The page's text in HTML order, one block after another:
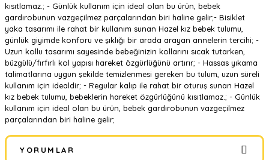
kısıtlamaz.; - Günlük kullanım için ideal olan bu ürün, bebek
gardırobunun vazgeçilmez parçalarından biri haline gelir;- Bisiklet
yaka tasarımı ile rahat bir kullanım sunan Hazel kız bebek tulumu,
günlük giyimde konforu ve şıklığı bir arada arayan annelerin tercihi; -
Uzun kollu tasarımı sayesinde bebeğinizin kollarını sıcak tutarken,
büzgülü/fırfırlı kol yapısı hareket özgürlüğünü artırır; - Hassas yıkama
talimatlarına uygun şekilde temizlenmesi gereken bu tulum, uzun süreli
kullanım için idealdir; - Regular kalıp ile rahat bir oturuş sunan Hazel
kız bebek tulumu, bebeklerin hareket özgürlüğünü kısıtlamaz.; - Günlük
kullanım için ideal olan bu ürün, bebek gardırobunun vazgeçilmez
parçalarından biri haline gelir;
YORUMLAR